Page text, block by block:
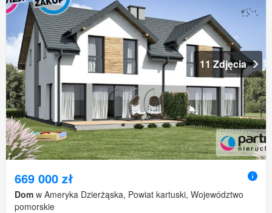
11 Zdjęcia
669 000 zł
Dom w Ameryka Dzierżąska, Powiat kartuski, Województwo
pomorskie